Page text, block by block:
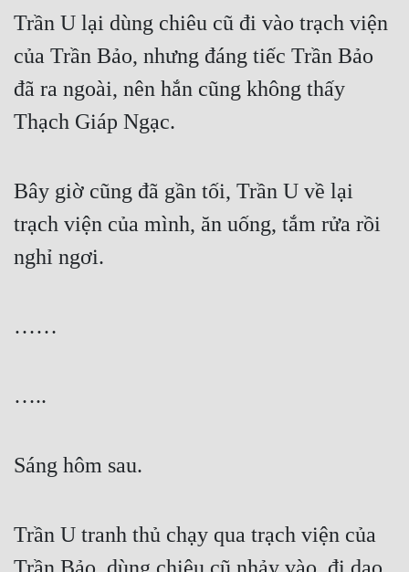
Trần U lại dùng chiêu cũ đi vào trạch viện
của Trần Bảo, nhưng đáng tiếc Trần Bảo
đã ra ngoài, nên hắn cũng không thấy
Thạch Giáp Ngạc.
Bây giờ cũng đã gần tối, Trần U về lại
trạch viện của mình, ăn uống, tắm rửa rồi
nghỉ ngơi.
……
…..
Sáng hôm sau.
Trần U tranh thủ chạy qua trạch viện của